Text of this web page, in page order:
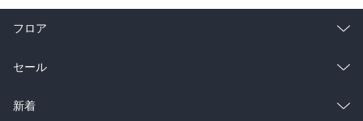
フロア
総合
ラノベ
セール
総合
新着